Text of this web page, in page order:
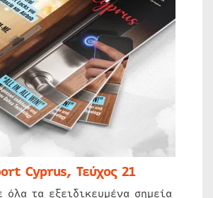
Cyprus, Τεύχος 21
όλα τα εξειδικευμένα σημεία